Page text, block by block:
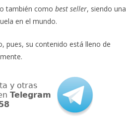
también como best seller, siendo una
en el mundo.
pues, su contenido está lleno de